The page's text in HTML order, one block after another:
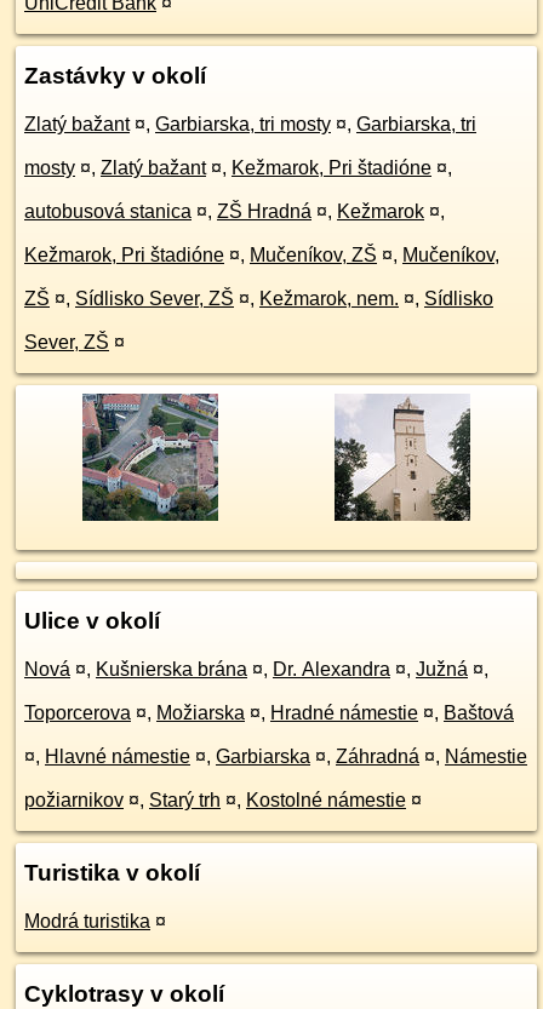
Zastávky v okolí
Zlatý bažant ¤, Garbiarska, tri mosty ¤, Garbiarska, tri
mosty ¤, Zlatý bažant ¤, Kežmarok, Pri štadióne ¤,
autobusová stanica ¤, ZŠ Hradná ¤, Kežmarok ¤,
Kežmarok, Pri štadióne ¤, Mučeníkov, ZŠ ¤, Mučeníkov,
ZŠ ¤, Sídlisko Sever, ZŠ ¤, Kežmarok, nem. ¤, Sídlisko
Sever, ZŠ ¤
Ulice v okolí
Nová ¤, Kušnierska brána ¤, Dr. Alexandra ¤, Južná ¤,
Toporcerova ¤, Možiarska ¤, Hradné námestie ¤, Baštová
¤, Hlavné námestie ¤, Garbiarska ¤, Záhradná ¤, Námestie
požiarnikov ¤, Starý trh ¤, Kostolné námestie ¤
Turistika v okolí
Modrá turistika ¤
Cyklotrasy v okolí